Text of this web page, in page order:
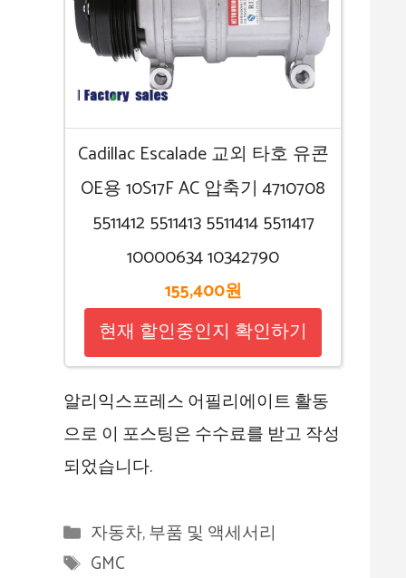
Cadillac Escalade 교외 타호 유콘
OE용 10S17F AC 압축기 4710708
5511412 5511413 5511414 5511417
10000634 10342790
155,400원
현재 할인중인지 확인하기
알리익스프레스 어필리에이트 활동
으로 이 포스팅은 수수료를 받고 작성
되었습니다.
카
테
자동차, 부품 및 액세서리
태
GMC